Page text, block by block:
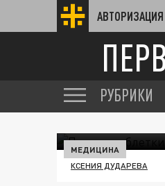
АВТОРИЗАЦИЯ
РУБРИКИ
МЕДИЦИНА
КСЕНИЯ ДУДАРЕВА